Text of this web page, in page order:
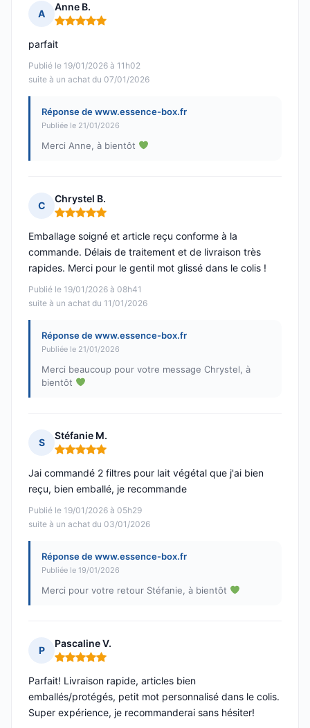
A
Anne B.
Note : 5 sur 5
Publié le 19/01/2026 à 11h02
suite à un achat du 07/01/2026
parfait
Réponse de www.essence-box.fr
Publiée le 21/01/2026
Merci Anne, à bientôt
C
Chrystel B.
Note : 5 sur 5
Publié le 19/01/2026 à 08h41
suite à un achat du 11/01/2026
Emballage soigné et article reçu conforme à la
commande. Délais de traitement et de livraison très
rapides. Merci pour le gentil mot glissé dans le colis !
Réponse de www.essence-box.fr
Publiée le 21/01/2026
Merci beaucoup pour votre message Chrystel, à
bientôt
S
Stéfanie M.
Note : 5 sur 5
Publié le 19/01/2026 à 05h29
suite à un achat du 03/01/2026
Jai commandé 2 filtres pour lait végétal que j'ai bien
reçu, bien emballé, je recommande
Réponse de www.essence-box.fr
Publiée le 19/01/2026
Merci pour votre retour Stéfanie, à bientôt
P
Pascaline V.
Note : 5 sur 5
Parfait! Livraison rapide, articles bien
emballés/protégés, petit mot personnalisé dans le colis.
Super expérience, je recommanderai sans hésiter!